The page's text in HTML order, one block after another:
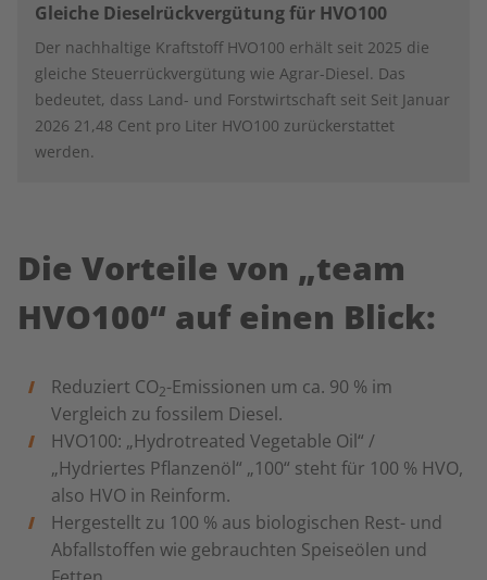
Gleiche Dieselrückvergütung für HVO100
Der nachhaltige Kraftstoff HVO100 erhält seit 2025 die
gleiche Steuerrückvergütung wie Agrar-Diesel. Das
bedeutet, dass Land- und Forstwirtschaft seit Seit Januar
2026 21,48 Cent pro Liter HVO100 zurückerstattet
werden.
Die Vorteile von „team
HVO100“ auf einen Blick:
Reduziert CO2-Emissionen um ca. 90 % im
Vergleich zu fossilem Diesel.
HVO100: „Hydrotreated Vegetable Oil“ /
„Hydriertes Pflanzenöl“ „100“ steht für 100 % HVO,
also HVO in Reinform.
Hergestellt zu 100 % aus biologischen Rest- und
Abfallstoffen wie gebrauchten Speiseölen und